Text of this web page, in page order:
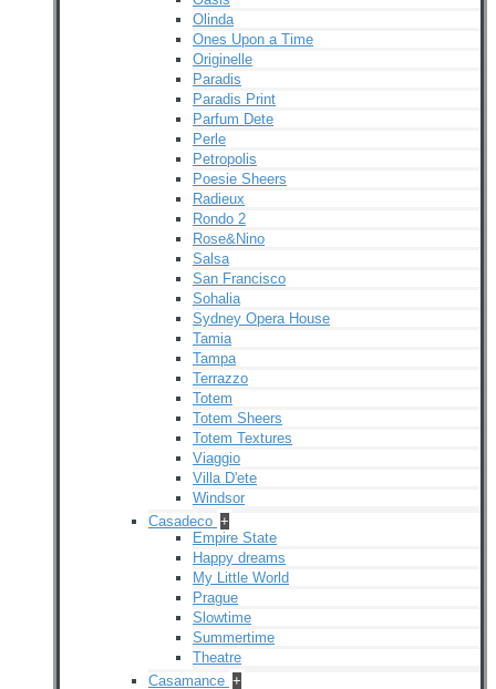
Olinda
Ones Upon a Time
Originelle
Paradis
Paradis Print
Parfum Dete
Perle
Petropolis
Poesie Sheers
Radieux
Rondo 2
Rose&Nino
Salsa
San Francisco
Sohalia
Sydney Opera House
Tamia
Tampa
Terrazzo
Totem
Totem Sheers
Totem Textures
Viaggio
Villa D'ete
Windsor
Casadeco +
Empire State
Happy dreams
My Little World
Prague
Slowtime
Summertime
Theatre
Casamance +